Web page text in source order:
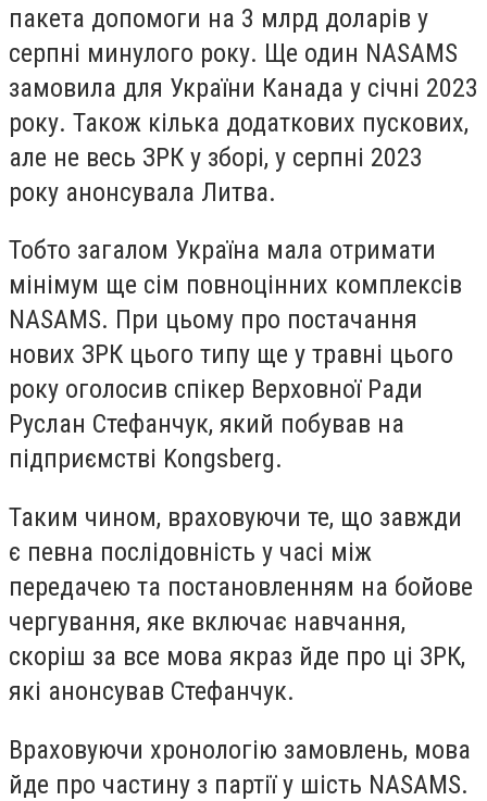
пакета допомоги на 3 млрд доларів у
серпні минулого року. Ще один NASAMS
замовила для України Канада у січні 2023
року. Також кілька додаткових пускових,
але не весь ЗРК у зборі, у серпні 2023
року анонсувала Литва.
Тобто загалом Україна мала отримати
мінімум ще сім повноцінних комплексів
NASAMS. При цьому про постачання
нових ЗРК цього типу ще у травні цього
року оголосив спікер Верховної Ради
Руслан Стефанчук, який побував на
підприємстві Kongsberg.
Таким чином, враховуючи те, що завжди
є певна послідовність у часі між
передачею та постановленням на бойове
чергування, яке включає навчання,
скоріш за все мова якраз йде про ці ЗРК,
які анонсував Стефанчук.
Враховуючи хронологію замовлень, мова
йде про частину з партії у шість NASAMS.